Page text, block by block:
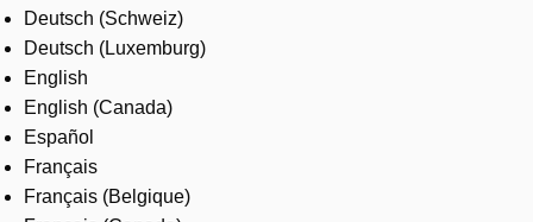
Where to buy
Contact us
Careers
Deutsch (Schweiz)
Deutsch (Luxemburg)
English
English (Canada)
Español
Français
Français (Belgique)